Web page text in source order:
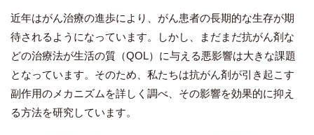
近年はがん治療の進歩により、がん患者の長期的な生存が期
待されるようになっています。しかし、まだまだ抗がん剤な
どの治療法が生活の質（QOL）に与える悪影響は大きな課題
となっています。そのため、私たちは抗がん剤が引き起こす
副作用のメカニズムを詳しく調べ、その影響を効果的に抑え
る方法を研究しています。